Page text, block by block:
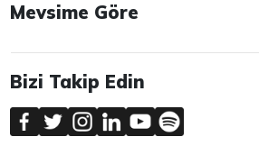
Mevsime Göre
Bizi Takip Edin